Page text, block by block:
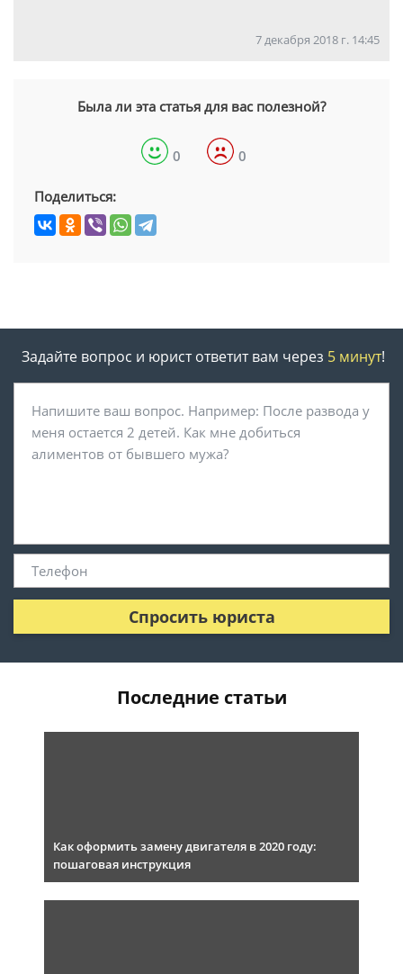
7 декабря 2018 г. 14:45
Была ли эта статья для вас полезной?
0 0
Поделиться:
Задайте вопрос и юрист ответит вам через 5 минут!
Спросить юриста
Последние статьи
Как оформить замену двигателя в 2020 году:
пошаговая инструкция